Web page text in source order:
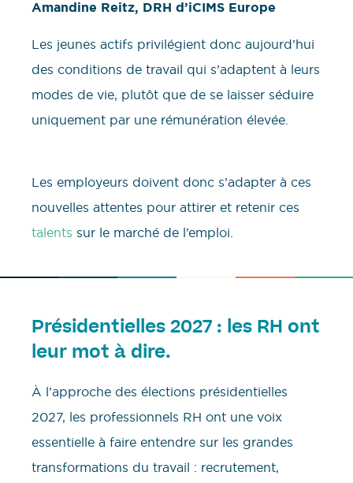
Amandine Reitz, DRH d’iCIMS Europe
Les jeunes actifs privilégient donc aujourd’hui
des conditions de travail qui s’adaptent à leurs
modes de vie, plutôt que de se laisser séduire
uniquement par une rémunération élevée.
Les employeurs doivent donc s’adapter à ces
nouvelles attentes pour attirer et retenir ces
talents sur le marché de l’emploi.
Présidentielles 2027 : les RH ont
leur mot à dire.
À l’approche des élections présidentielles
2027, les professionnels RH ont une voix
essentielle à faire entendre sur les grandes
transformations du travail : recrutement,